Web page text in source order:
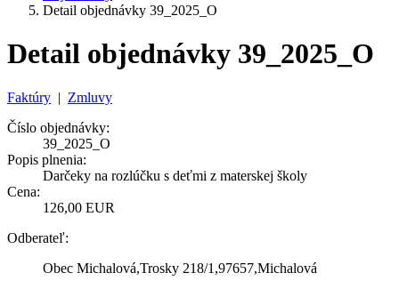
Detail objednávky 39_2025_O
Detail objednávky 39_2025_O
Faktúry | Zmluvy
Číslo objednávky:
39_2025_O
Popis plnenia:
Darčeky na rozlúčku s deťmi z materskej školy
Cena:
126,00 EUR
Odberateľ:
Obec Michalová,Trosky 218/1,97657,Michalová